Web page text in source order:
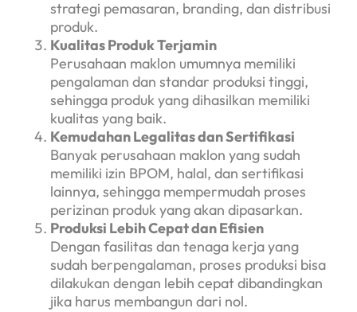
strategi pemasaran, branding, dan distribusi
produk.
Kualitas Produk Terjamin
Perusahaan maklon umumnya memiliki
pengalaman dan standar produksi tinggi,
sehingga produk yang dihasilkan memiliki
kualitas yang baik.
Kemudahan Legalitas dan Sertifikasi
Banyak perusahaan maklon yang sudah
memiliki izin BPOM, halal, dan sertifikasi
lainnya, sehingga mempermudah proses
perizinan produk yang akan dipasarkan.
Produksi Lebih Cepat dan Efisien
Dengan fasilitas dan tenaga kerja yang
sudah berpengalaman, proses produksi bisa
dilakukan dengan lebih cepat dibandingkan
jika harus membangun dari nol.